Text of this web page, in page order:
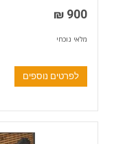
900 ₪
מלאי נוכחי
לפרטים נוספים